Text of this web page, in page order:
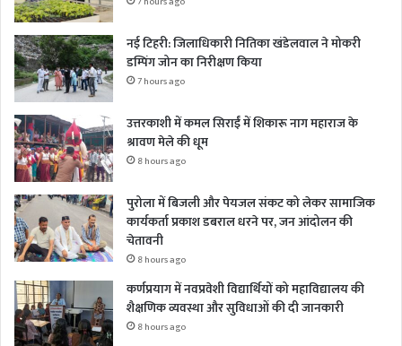
नई टिहरी: जिलाधिकारी नितिका खंडेलवाल ने मोकरी
डम्पिंग जोन का निरीक्षण किया
7 hours ago
उत्तरकाशी में कमल सिराईं में शिकारू नाग महाराज के
श्रावण मेले की धूम
8 hours ago
पुरोला में बिजली और पेयजल संकट को लेकर सामाजिक
कार्यकर्ता प्रकाश डबराल धरने पर, जन आंदोलन की
चेतावनी
8 hours ago
कर्णप्रयाग में नवप्रवेशी विद्यार्थियों को महाविद्यालय की
शैक्षणिक व्यवस्था और सुविधाओं की दी जानकारी
8 hours ago